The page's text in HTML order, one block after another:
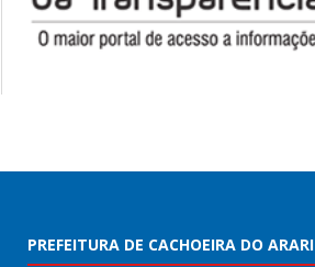
PREFEITURA DE CACHOEIRA DO ARARI